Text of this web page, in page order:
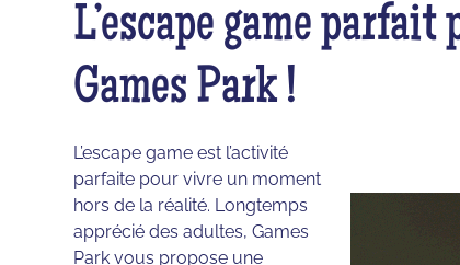
L’escape game
Games Park !
L’escape game est l’activité
parfaite pour vivre un moment
hors de la réalité. Longtemps
apprécié des adultes, Games
Park vous propose une